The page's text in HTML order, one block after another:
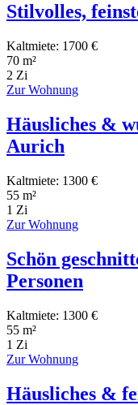
Stilvolles,
Kaltmiete: 1700 €
70 m²
2 Zi
Zur Wohnung
Häusliches &
Aurich
Kaltmiete: 1300 €
55 m²
1 Zi
Zur Wohnung
Schön
Personen
Kaltmiete: 1300 €
55 m²
1 Zi
Zur Wohnung
Häusliches &